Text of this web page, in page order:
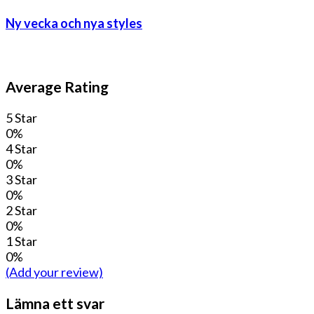
Ny vecka och nya styles
Average Rating
5 Star
0%
4 Star
0%
3 Star
0%
2 Star
0%
1 Star
0%
(Add your review)
Lämna ett svar